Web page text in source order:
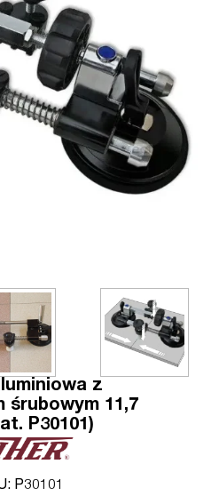
z
śrubowym 11,7
P30101)
P30101